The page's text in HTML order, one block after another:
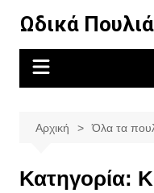
περιεχόμενο
Ωδικά Πουλιά
Αρχική Όλα τα
Κατηγορία: